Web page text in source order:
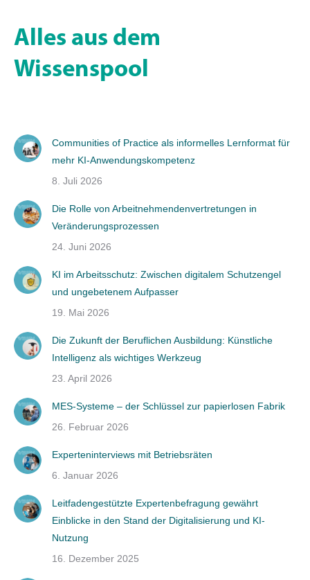
Alles aus dem
Wissenspool
Communities of Practice als informelles Lernformat für
mehr KI-Anwendungskompetenz
8. Juli 2026
Die Rolle von Arbeitnehmendenvertretungen in
Veränderungsprozessen
24. Juni 2026
KI im Arbeitsschutz: Zwischen digitalem Schutzengel
und ungebetenem Aufpasser
19. Mai 2026
Die Zukunft der Beruflichen Ausbildung: Künstliche
Intelligenz als wichtiges Werkzeug
23. April 2026
MES-Systeme – der Schlüssel zur papierlosen Fabrik
26. Februar 2026
Experteninterviews mit Betriebsräten
6. Januar 2026
Leitfadengestützte Expertenbefragung gewährt
Einblicke in den Stand der Digitalisierung und KI-
Nutzung
16. Dezember 2025